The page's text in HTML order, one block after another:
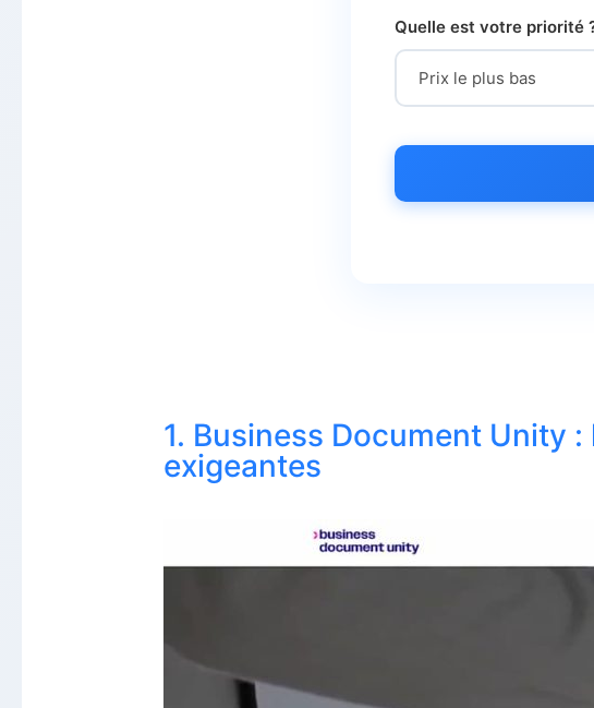
Quelle est votre priorité
1. Business Document Unity
exigeantes